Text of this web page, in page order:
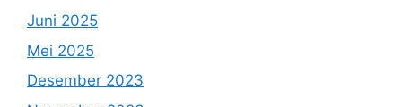
Juni 2025
Mei 2025
Desember 2023